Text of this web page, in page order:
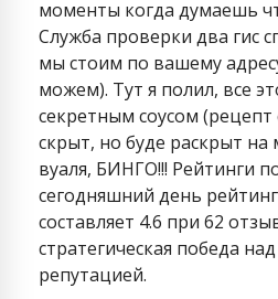
моменты когда думаешь
Служба проверки два гис
мы стоим по вашему
можем). Тут я полил, все
секретным соусом (рецепт
скрыт, но буде раскрыт
вуаля, БИНГО!!! Рейтинги
сегодняшний день
составляет 4.6 при 62
стратегическая победа
репутацией.